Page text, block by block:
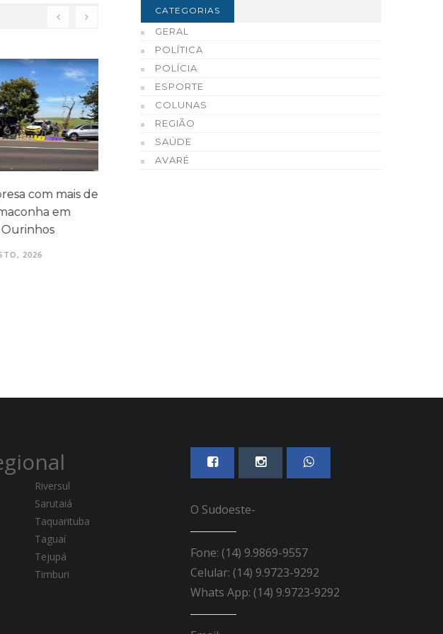
com mais de
em
2026
CATEGORIAS
GERAL
POLÍTICA
POLÍCIA
ESPORTE
COLUNAS
REGIÃO
SAÚDE
AVARÉ
Riversul
Sarutaiá
Taquarituba
Taguaí
Tejupá
Timburi
O Sudoeste-
Fone: (14) 9.9869-9557
Celular: (14) 9.9723-9292
Whats App: (14) 9.9723-9292